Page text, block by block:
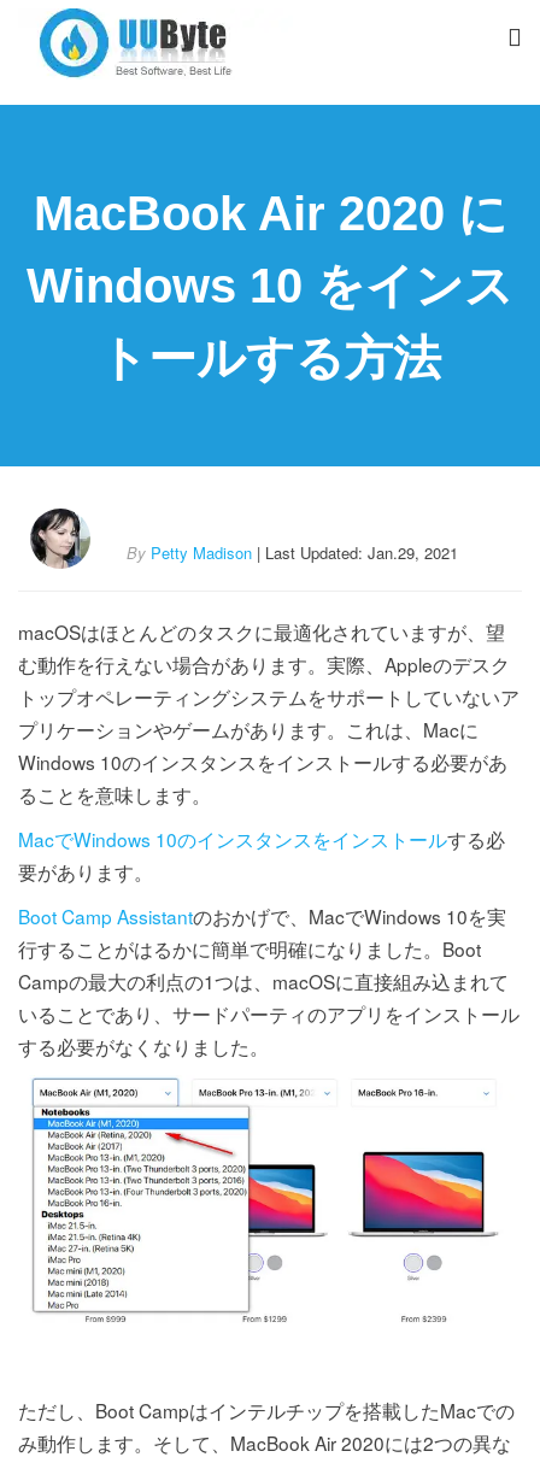
MacBook Air 2020 に
Windows 10 をインス
トールする方法
By Petty Madison | Last Updated: Jan.29, 2021
macOSはほとんどのタスクに最適化されていますが、望
む動作を行えない場合があります。実際、Appleのデスク
トップオペレーティングシステムをサポートしていないア
プリケーションやゲームがあります。これは、Macに
Windows 10のインスタンスをインストールする必要があ
ることを意味します。
MacでWindows 10のインスタンスをインストールする必
要があります。
Boot Camp Assistantのおかげで、MacでWindows 10を実
行することがはるかに簡単で明確になりました。Boot
Campの最大の利点の1つは、macOSに直接組み込まれて
いることであり、サードパーティのアプリをインストール
する必要がなくなりました。
ただし、Boot Campはインテルチップを搭載したMacでの
み動作します。そして、MacBook Air 2020には2つの異な